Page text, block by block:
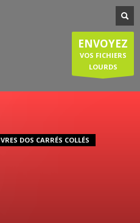
dans la cartographie, les
en infographie, en
grâce à nos presses numériques
des sites internet et
des entreprises et particuliers.
ENVOYEZ
VOS FICHIERS
LOURDS
DOS CARRÉS COLLÉS